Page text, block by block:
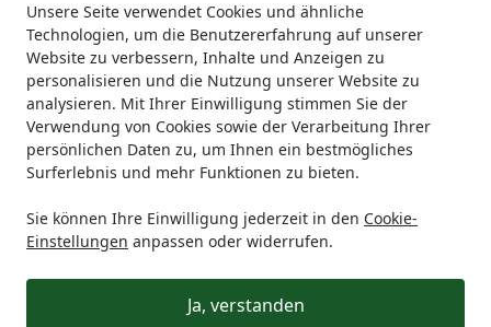
Unsere Seite verwendet Cookies und ähnliche
Technologien, um die Benutzererfahrung auf unserer
Website zu verbessern, Inhalte und Anzeigen zu
personalisieren und die Nutzung unserer Website zu
analysieren. Mit Ihrer Einwilligung stimmen Sie der
Verwendung von Cookies sowie der Verarbeitung Ihrer
persönlichen Daten zu, um Ihnen ein bestmögliches
Surferlebnis und mehr Funktionen zu bieten.
Sie können Ihre Einwilligung jederzeit in den Cookie-
Einstellungen anpassen oder widerrufen.
Ja, verstanden
Startseite
Alberts DURAVIS® Lochplattenwinkel 60x60x60mm
Alberts DURAVIS®
Lochplattenwinkel 60x60x60mm